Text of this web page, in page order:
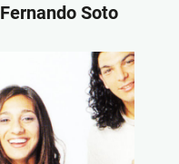
Fernando Soto